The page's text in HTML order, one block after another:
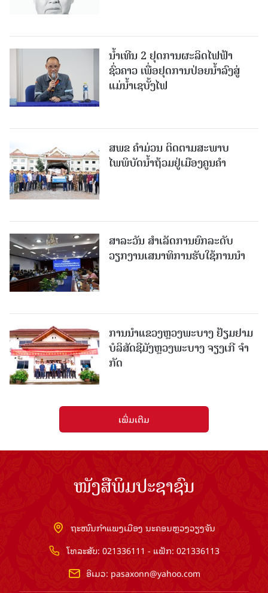
ນໍ້າເທີນ 2 ຢຸດການຜະລິດໄຟຟ້າ
ຊົ່ວຄາວ ເພື່ອຢຸດການປ່ອຍນໍ້າລົງສູ່
ແມ່ນໍ້າເຊບັ້ງໄຟ
ສ​ພ​ຂ ຄໍາມ່ວນ ຕິດຕາມສະພາບ
ໄພພິບັດນໍ້າຖ້ວມຢູ່ເມືອງຄູນຄໍາ
ສາລະວັນ ສໍາເລັດການຍົກລະດັບ
ວຽກງານເສນາທິການຮັບໃຊ້ການນໍາ
ການນຳແຂວງຫຼວງພະບາງ ຢ້ຽມ​ຢາມ
ບໍ​ລິ​ສັດຊີມັງຫຼວງພະບາງ ຈຽງເກີ ຈໍາ
ກັດ
ເພີ່ມເຕີມ
ໜັງສືພິມປະຊາຊົນ
ຖະໜົນກຳແພງເມືອງ ນະຄອນຫຼວງວຽງຈັນ
ໂທລະສັບ: 021336111 - ແຟັກ: 021336113
ອີເມວ: pasaxonn@yahoo.com